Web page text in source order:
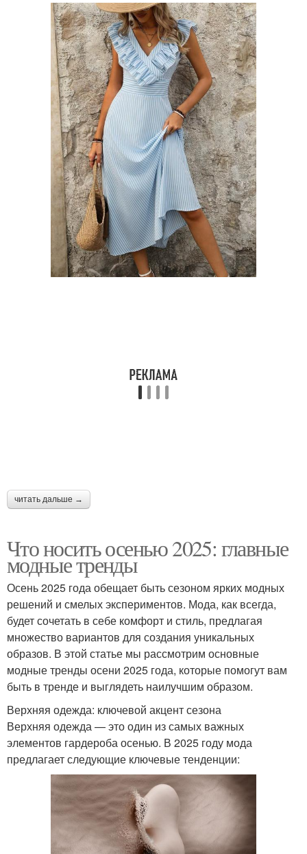
читать дальше →
Что носить осенью 2025: главные
модные тренды
Осень 2025 года обещает быть сезоном ярких модных
решений и смелых экспериментов. Мода, как всегда,
будет сочетать в себе комфорт и стиль, предлагая
множество вариантов для создания уникальных
образов. В этой статье мы рассмотрим основные
модные тренды осени 2025 года, которые помогут вам
быть в тренде и выглядеть наилучшим образом.
Верхняя одежда: ключевой акцент сезона
Верхняя одежда — это один из самых важных
элементов гардероба осенью. В 2025 году мода
предлагает следующие ключевые тенденции: